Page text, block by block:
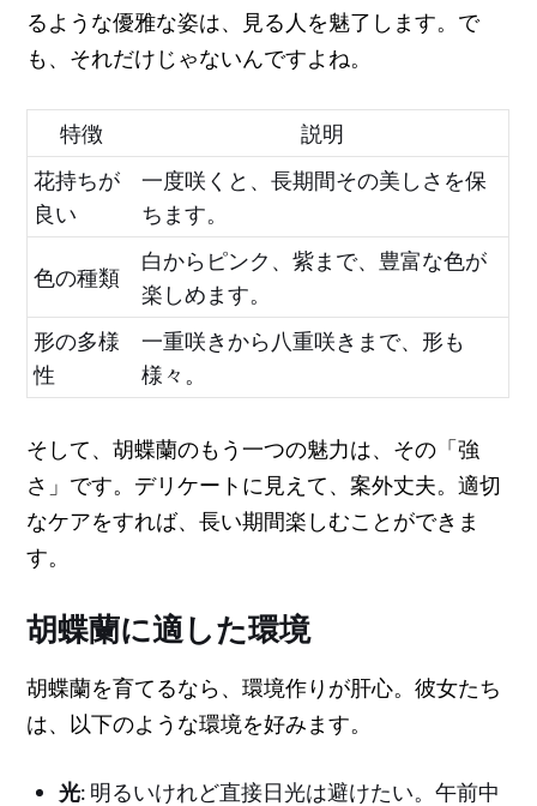
るような優雅な姿は、見る人を魅了します。で
も、それだけじゃないんですよね。
特徴
説明
花持ちが
良い
一度咲くと、長期間その美しさを保
ちます。
色の種類
白からピンク、紫まで、豊富な色が
楽しめます。
形の多様
性
一重咲きから八重咲きまで、形も
様々。
そして、胡蝶蘭のもう一つの魅力は、その「強
さ」です。デリケートに見えて、案外丈夫。適切
なケアをすれば、長い期間楽しむことができま
す。
胡蝶蘭に適した環境
胡蝶蘭を育てるなら、環境作りが肝心。彼女たち
は、以下のような環境を好みます。
光: 明るいけれど直接日光は避けたい。午前中